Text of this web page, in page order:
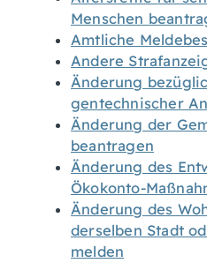
Menschen
Amtliche
Andere
Änderung
gentechnischer
Änderung der
beantragen
Änderung des
Ökokonto-
Änderung des
derselben Stadt
melden